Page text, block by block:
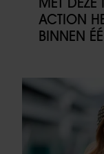
ACTION
BINNEN